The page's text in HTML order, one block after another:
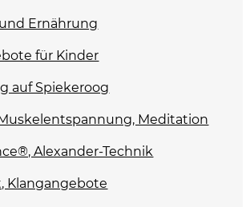
Ernährung
für Kinder
auf Spiekeroog
Meditation
Alexander-Technik
Klangangebote